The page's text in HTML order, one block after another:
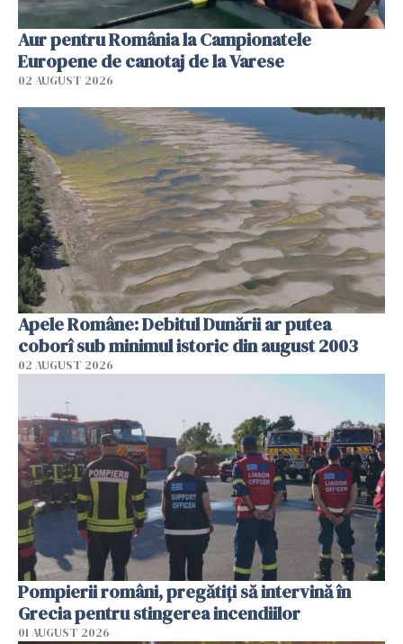
Aur pentru România la Campionatele
Europene de canotaj de la Varese
02 AUGUST 2026
Apele Române: Debitul Dunării ar putea
coborî sub minimul istoric din august 2003
02 AUGUST 2026
Pompierii români, pregătiţi să intervină în
Grecia pentru stingerea incendiilor
01 AUGUST 2026